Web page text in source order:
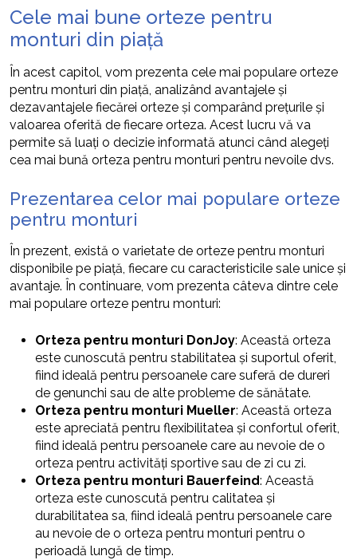
Cele mai bune orteze pentru
monturi din piață
În acest capitol, vom prezenta cele mai populare orteze
pentru monturi din piață, analizând avantajele și
dezavantajele fiecărei orteze și comparând prețurile și
valoarea oferită de fiecare orteza. Acest lucru vă va
permite să luați o decizie informată atunci când alegeți
cea mai bună orteza pentru monturi pentru nevoile dvs.
Prezentarea celor mai populare orteze
pentru monturi
În prezent, există o varietate de orteze pentru monturi
disponibile pe piață, fiecare cu caracteristicile sale unice și
avantaje. În continuare, vom prezenta câteva dintre cele
mai populare orteze pentru monturi:
Orteza pentru monturi DonJoy: Această orteza
este cunoscută pentru stabilitatea și suportul oferit,
fiind ideală pentru persoanele care suferă de dureri
de genunchi sau de alte probleme de sănătate.
Orteza pentru monturi Mueller: Această orteza
este apreciată pentru flexibilitatea și confortul oferit,
fiind ideală pentru persoanele care au nevoie de o
orteza pentru activități sportive sau de zi cu zi.
Orteza pentru monturi Bauerfeind: Această
orteza este cunoscută pentru calitatea și
durabilitatea sa, fiind ideală pentru persoanele care
au nevoie de o orteza pentru monturi pentru o
perioadă lungă de timp.